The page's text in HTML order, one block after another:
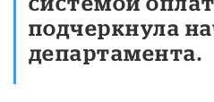
подчеркнула
департамента.